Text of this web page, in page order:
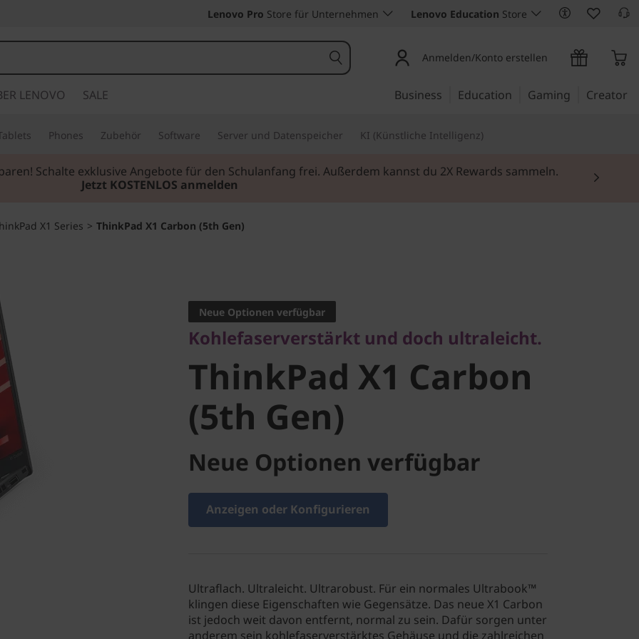
Lenovo Pro Store für Unternehmen Lenovo Education Store
Anmelden/Konto erstellen
LENOVO SALE Business Education Gaming Creator
Phones Zubehör Software Server und Datenspeicher KI (Künstliche Intelligenz)
Tablets I Persönlich, leistungsstark, mobil.Jetzt kaufen.
X1 Series > ThinkPad X1 Carbon (5th Gen)
ThinkPad X1
Carbon (5th Gen)
Neue Optionen verfügbar
Kohlefaserverstärkt und doch ultraleicht.
ThinkPad X1 Carbon
(5th Gen)
Neue Optionen verfügbar
Anzeigen oder Konfigurieren
Ultraflach. Ultraleicht. Ultrarobust. Für ein normales Ultrabook™
klingen diese Eigenschaften wie Gegensätze. Das neue X1 Carbon
ist jedoch weit davon entfernt, normal zu sein. Dafür sorgen unter
anderem sein kohlefaserverstärktes Gehäuse und die zahlreichen